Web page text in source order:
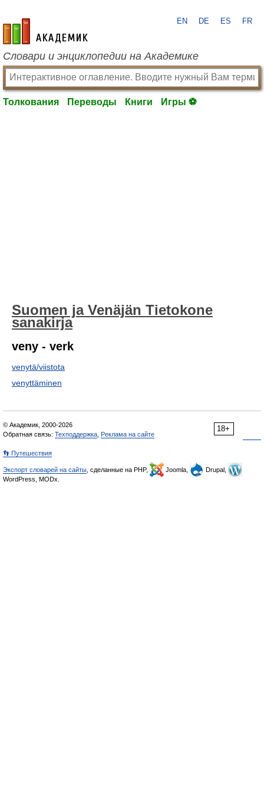
academic.ru
EN DE ES FR
Словари и энциклопедии на Академике
Толкования Переводы Книги Игры ⚽
Suomen ja Venäjän Tietokone
sanakirja
veny - verk
venytä/viistota
venyttäminen
18+
© Академик, 2000-2026
Обратная связь: Техподдержка Реклама на сайте
👣 Путешествия
Экспорт словарей на сайты , сделанные на PHP, Joomla,
Drupal,
WordPress, MODx.